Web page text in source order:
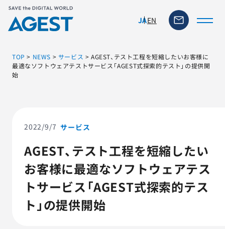
JAEN
脆弱性リスク管理ツール
TFACT (AIテストツール)
ニュース
TOP > NEWS > サービス >AGEST、テスト工程を短縮したいお客様に
最適なソフトウェアテストサービス「AGEST式探索的テスト」の提供開
始
2022/9/7 サービス
AGEST、テスト工程を短縮したい
お客様に最適なソフトウェアテス
トサービス「AGEST式探索的テス
ト」の提供開始